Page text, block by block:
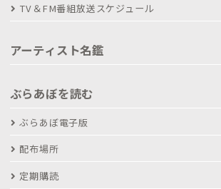
TV＆FM番組放送スケジュール
アーティスト名鑑
ぶらあぼを読む
ぶらあぼ電子版
配布場所
定期購読